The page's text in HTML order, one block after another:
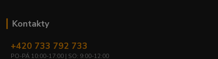
Kontakty
+420 733 792 733
PO-PÁ 10:00-17:00 | SO: 9:00-12:00